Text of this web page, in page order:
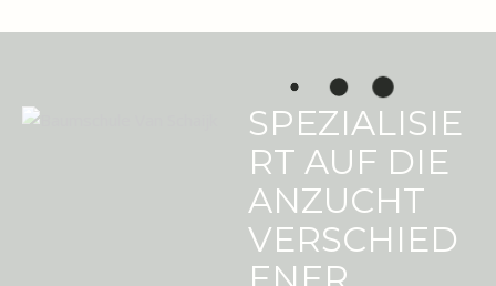
SPEZIALISIE
RT AUF DIE
ANZUCHT
VERSCHIED